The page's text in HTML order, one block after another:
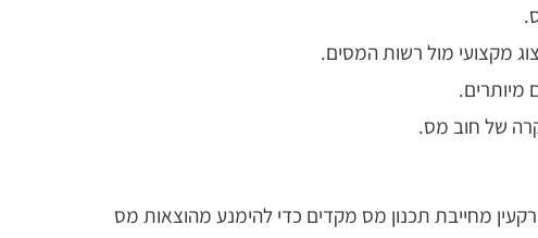
מקצועי מול רשות המסים.
מיותרים.
של חוב מס.
הכולל דירות יוקרה, מתחמי משרדים ופרויקטים של תמ"א 38. כל עסקת מקרקעין מחייבת תכנון מס מקדים כדי להימנע מהוצאות מס